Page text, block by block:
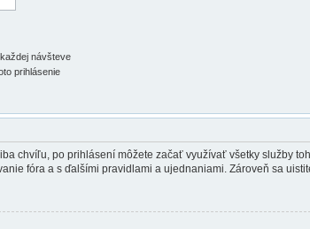
návšteve
prihlásenie
chvíľu, po prihlásení môžete začať využívať všetky služby
fóra a s ďalšími pravidlami a ujednaniami. Zároveň sa